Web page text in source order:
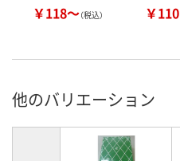
￥118～（税込） ￥110
他のバリエーション